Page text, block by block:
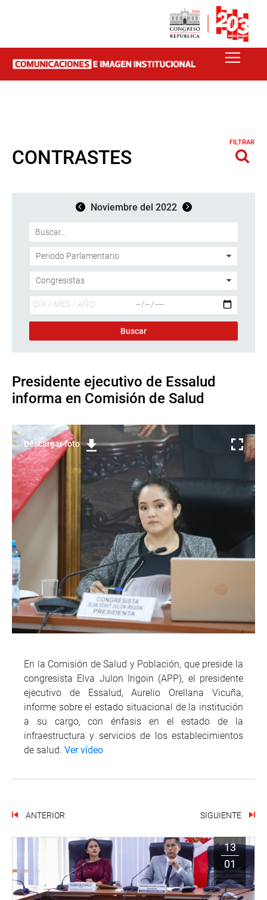
CONTRASTES
FILTRAR
Noviembre del 2022
Presidente ejecutivo de Essalud
informa en Comisión de Salud
Descargar foto
En la Comisión de Salud y Población, que preside la
congresista Elva Julon Irigoin (APP), el presidente
ejecutivo de Essalud, Aurelio Orellana Vicuña,
informe sobre el estado situacional de la institución
a su cargo, con énfasis en el estado de la
infraestructura y servicios de los establecimientos
de salud. Ver vídeo
ANTERIOR SIGUIENTE
13
01